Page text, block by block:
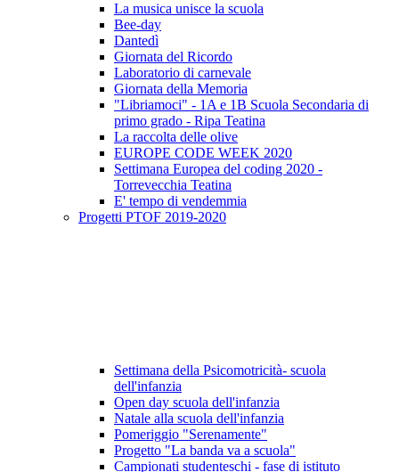
La musica unisce la scuola
Bee-day
Dantedì
Giornata del Ricordo
Laboratorio di carnevale
Giornata della Memoria
"Libriamoci" - 1A e 1B Scuola Secondaria di
primo grado - Ripa Teatina
La raccolta delle olive
EUROPE CODE WEEK 2020
Settimana Europea del coding 2020 -
Torrevecchia Teatina
E' tempo di vendemmia
Progetti PTOF 2019-2020
Settimana della Psicomotricità- scuola
dell'infanzia
Open day scuola dell'infanzia
Natale alla scuola dell'infanzia
Pomeriggio "Serenamente"
Progetto "La banda va a scuola"
Campionati studenteschi - fase di istituto